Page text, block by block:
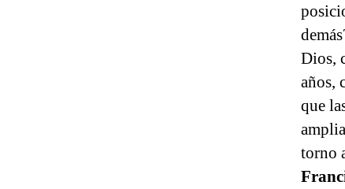
Dios,
años,
que
torno